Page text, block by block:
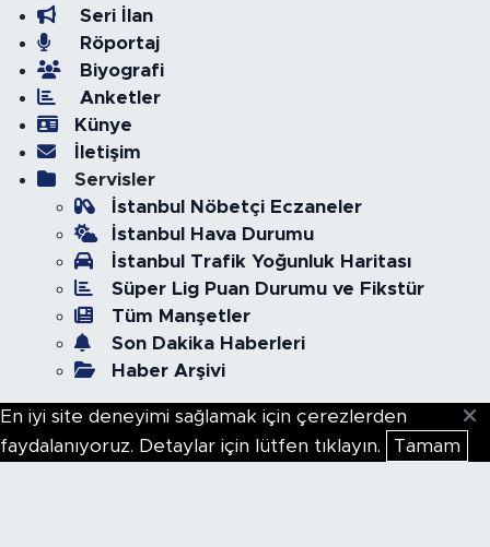
Seri İlan
Röportaj
Biyografi
Anketler
Künye
İletişim
Servisler
İstanbul Nöbetçi Eczaneler
İstanbul Hava Durumu
İstanbul Trafik Yoğunluk Haritası
Süper Lig Puan Durumu ve Fikstür
Tüm Manşetler
Son Dakika Haberleri
Haber Arşivi
En iyi site deneyimi sağlamak için çerezlerden
faydalanıyoruz. Detaylar için lütfen tıklayın.
Tamam